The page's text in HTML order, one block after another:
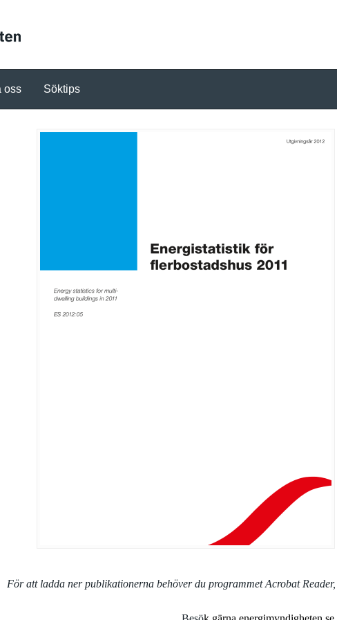
oss Söktips
För att ladda ner publikationerna behöver du programmet Acrobat